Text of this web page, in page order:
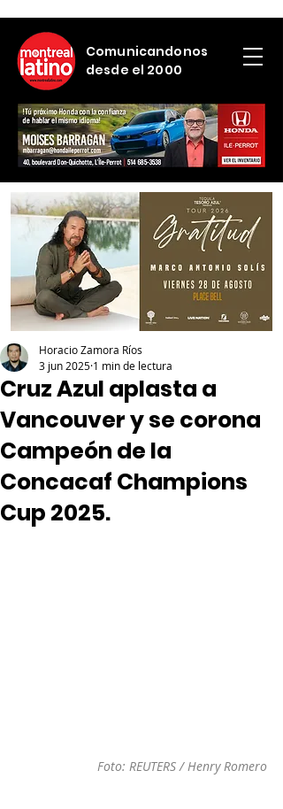
Comunicandonos
desde el 2000
Cruz Azul aplasta a
Vancouver y se corona
Campeón de la
Concacaf Champions
Cup 2025.
Horacio Zamora Ríos
3 jun 2025 1 min de lectura
Foto: REUTERS / Henry Romero